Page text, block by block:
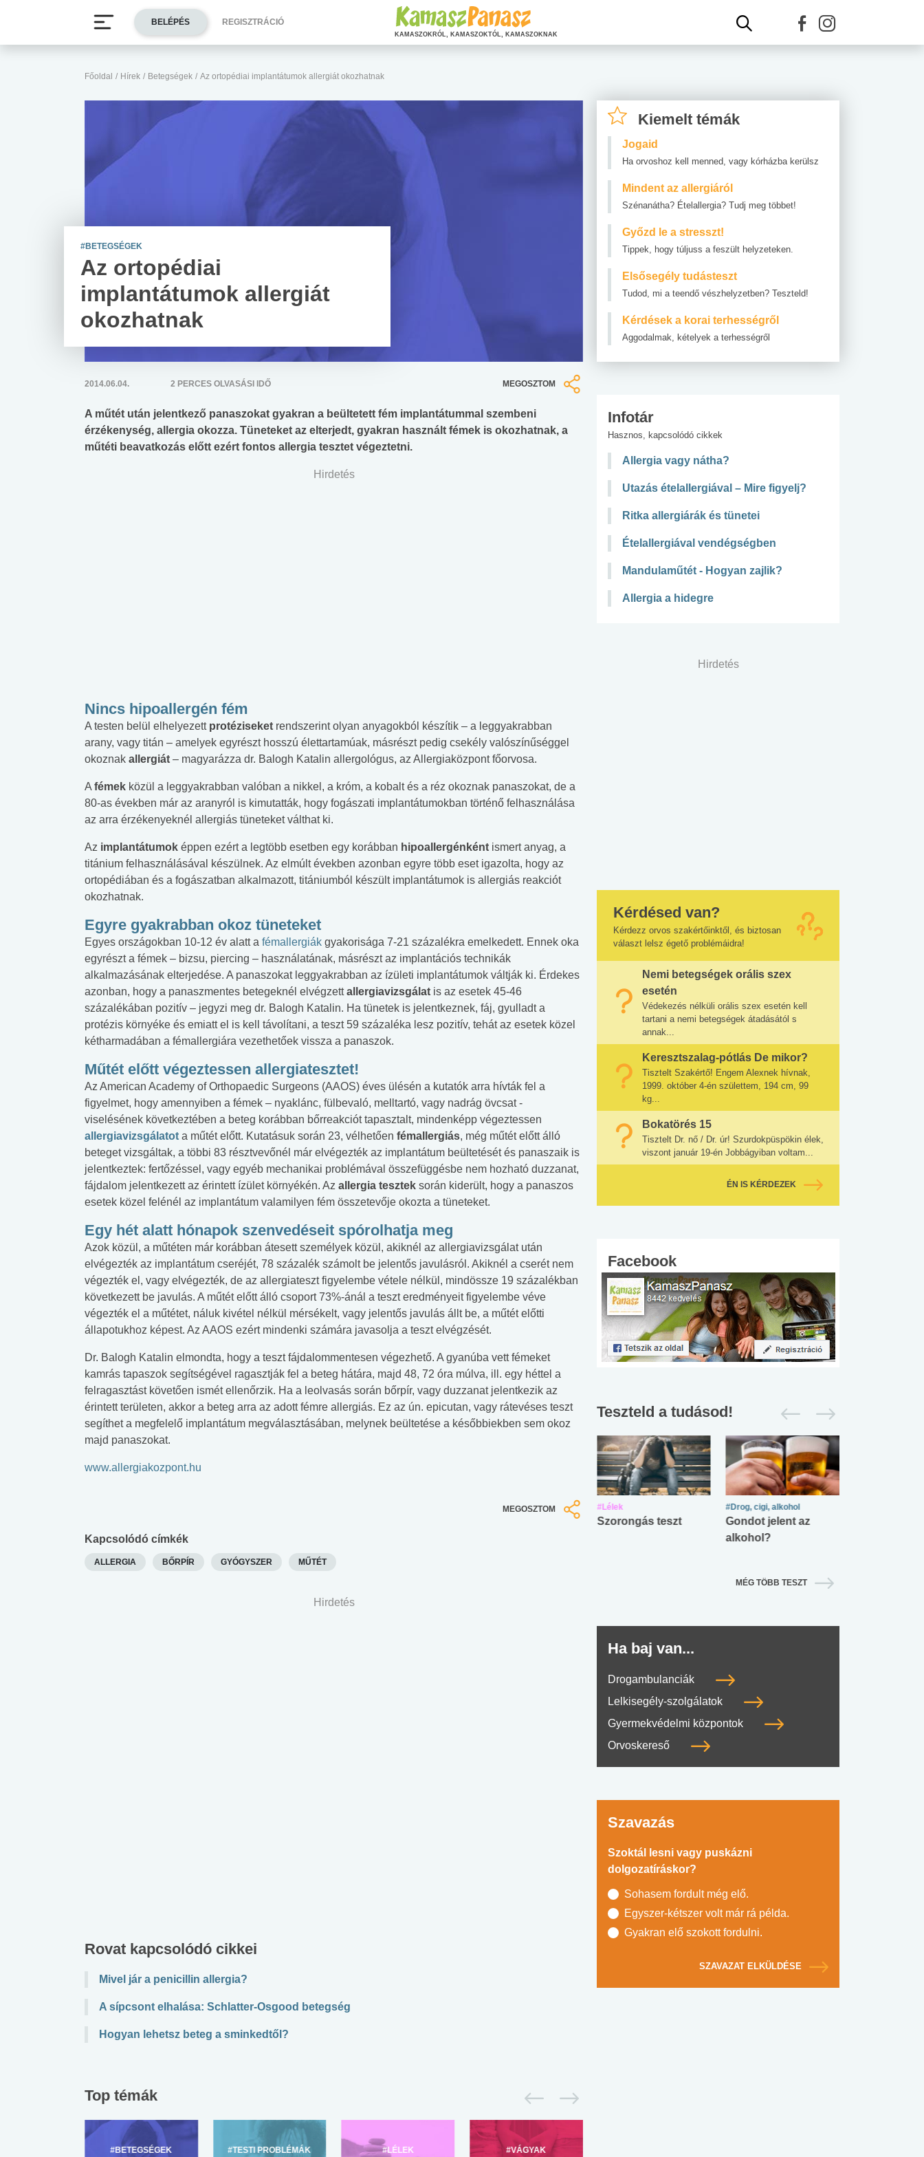
Főoldal / Hírek / Betegségek / Az ortopédiai implantátumok allergiát okozhatnak
#BETEGSÉGEK
Az ortopédiai
implantátumok allergiát
okozhatnak
2014.06.04. 2 PERCES OLVASÁSI IDŐ MEGOSZTOM
A műtét után jelentkező panaszokat gyakran a beültetett fém implantátummal szembeni
érzékenység, allergia okozza. Tüneteket az elterjedt, gyakran használt fémek is okozhatnak, a
műtéti beavatkozás előtt ezért fontos allergia tesztet végeztetni.
Hirdetés
Nincs hipoallergén fém
A testen belül elhelyezett protéziseket rendszerint olyan anyagokból készítik – a leggyakrabban
arany, vagy titán – amelyek egyrészt hosszú élettartamúak, másrészt pedig csekély valószínűséggel
okoznak allergiát – magyarázza dr. Balogh Katalin allergológus, az Allergiaközpont főorvosa.
A fémek közül a leggyakrabban valóban a nikkel, a króm, a kobalt és a réz okoznak panaszokat, de a
80-as években már az aranyról is kimutatták, hogy fogászati implantátumokban történő felhasználása
az arra érzékenyeknél allergiás tüneteket válthat ki.
Az implantátumok éppen ezért a legtöbb esetben egy korábban hipoallergénként ismert anyag, a
titánium felhasználásával készülnek. Az elmúlt években azonban egyre több eset igazolta, hogy az
ortopédiában és a fogászatban alkalmazott, titániumból készült implantátumok is allergiás reakciót
okozhatnak.
Egyre gyakrabban okoz tüneteket
Egyes országokban 10-12 év alatt a fémallergiák gyakorisága 7-21 százalékra emelkedett. Ennek oka
egyrészt a fémek – bizsu, piercing – használatának, másrészt az implantációs technikák
alkalmazásának elterjedése. A panaszokat leggyakrabban az ízületi implantátumok váltják ki. Érdekes
azonban, hogy a panaszmentes betegeknél elvégzettallergiavizsgálat is az esetek 45-46
százalékában pozitív – jegyzi meg dr. Balogh Katalin. Ha tünetek is jelentkeznek, fáj, gyulladt a
protézis környéke és emiatt el is kell távolítani, a teszt 59 százaléka lesz pozitív, tehát az esetek közel
kétharmadában a fémallergiára vezethetőek vissza a panaszok.
Műtét előtt végeztessen allergiatesztet!
Az American Academy of Orthopaedic Surgeons (AAOS) éves ülésén a kutatók arra hívták fel a
figyelmet, hogy amennyiben a fémek – nyaklánc, fülbevaló, melltartó, vagy nadrág övcsat -
viselésének következtében a beteg korábban bőrreakciót tapasztalt, mindenképp végeztessen
allergiavizsgálatot a műtét előtt. Kutatásuk során 23, vélhetően fémallergiás, még műtét előtt álló
beteget vizsgáltak, a többi 83 résztvevőnél már elvégezték az implantátum beültetését és panaszaik is
jelentkeztek: fertőzéssel, vagy egyéb mechanikai problémával összefüggésbe nem hozható duzzanat,
fájdalom jelentkezett az érintett ízület környékén. Az allergia tesztek során kiderült, hogy a panaszos
esetek közel felénél az implantátum valamilyen fém összetevője okozta a tüneteket.
Egy hét alatt hónapok szenvedéseit spórolhatja meg
Azok közül, a műtéten már korábban átesett személyek közül, akiknél az allergiavizsgálat után
elvégezték az implantátum cseréjét, 78 százalék számolt be jelentős javulásról. Akiknél a cserét nem
végezték el, vagy elvégezték, de az allergiateszt figyelembe vétele nélkül, mindössze 19 százalékban
következett be javulás. A műtét előtt álló csoport 73%-ánál a teszt eredményeit figyelembe véve
végezték el a műtétet, náluk kivétel nélkül mérsékelt, vagy jelentős javulás állt be, a műtét előtti
állapotukhoz képest. Az AAOS ezért mindenki számára javasolja a teszt elvégzését.
Dr. Balogh Katalin elmondta, hogy a teszt fájdalommentesen végezhető. A gyanúba vett fémeket
kamrás tapaszok segítségével ragasztják fel a beteg hátára, majd 48, 72 óra múlva, ill. egy héttel a
felragasztást követően ismét ellenőrzik. Ha a leolvasás során bőrpír, vagy duzzanat jelentkezik az
érintett területen, akkor a beteg arra az adott fémre allergiás. Ez az ún. epicutan, vagy rátevéses teszt
segíthet a megfelelő implantátum megválasztásában, melynek beültetése a későbbiekben sem okoz
majd panaszokat.
www.allergiakozpont.hu
MEGOSZTOM
Kapcsolódó címkék
ALLERGIA BŐRPÍR GYÓGYSZER MŰTÉT
Hirdetés
Rovat kapcsolódó cikkei
Mivel jár a penicillin allergia?
A sípcsont elhalása: Schlatter-Osgood betegség
Hogyan lehetsz beteg a sminkedtől?
Top témák
#BETEGSÉGEK #TESTI PROBLÉMÁK #LÉLEK #VÁGYAK
Kiemelt témák
Jogaid
Ha orvoshoz kell menned, vagy kórházba kerülsz
Mindent az allergiáról
Szénanátha? Ételallergia? Tudj meg többet!
Győzd le a stresszt!
Tippek, hogy túljuss a feszült helyzeteken.
Elsősegély tudásteszt
Tudod, mi a teendő vészhelyzetben? Teszteld!
Kérdések a korai terhességről
Aggodalmak, kételyek a terhességről
Infotár
Hasznos, kapcsolódó cikkek
Allergia vagy nátha?
Utazás ételallergiával – Mire figyelj?
Ritka allergiárák és tünetei
Ételallergiával vendégségben
Mandulaműtét - Hogyan zajlik?
Allergia a hidegre
Hirdetés
Kérdésed van?
Kérdezz orvos szakértőinktől, és biztosan
választ lelsz égető problémáidra!
Nemi betegségek orális szex
esetén
Védekezés nélküli orális szex esetén kell
tartani a nemi betegségek átadásától s
annak...
Keresztszalag-pótlás De mikor?
Tisztelt Szakértő! Engem Alexnek hívnak,
1999. október 4-én születtem, 194 cm, 99
kg...
Bokatörés 15
Tisztelt Dr. nő / Dr. úr! Szurdokpüspökin élek,
viszont január 19-én Jobbágyiban voltam...
ÉN IS KÉRDEZEK
Facebook
Teszteld a tudásod!
lábnyomod?
#Suli, munka #Lélek
Szorongás teszt
#Drog, cigi, alkohol
Gondot jelent az
alkohol?
MÉG TÖBB TESZT
Ha baj van...
Drogambulanciák
Lelkisegély-szolgálatok
Gyermekvédelmi központok
Orvoskereső
Szavazás
Szoktál lesni vagy puskázni
dolgozatíráskor?
Sohasem fordult még elő.
Egyszer-kétszer volt már rá példa.
Gyakran elő szokott fordulni.
SZAVAZAT ELKÜLDÉSE
BELÉPÉS REGISZTRÁCIÓ
KAMASZOKRÓL, KAMASZOKTÓL, KAMASZOKNAK